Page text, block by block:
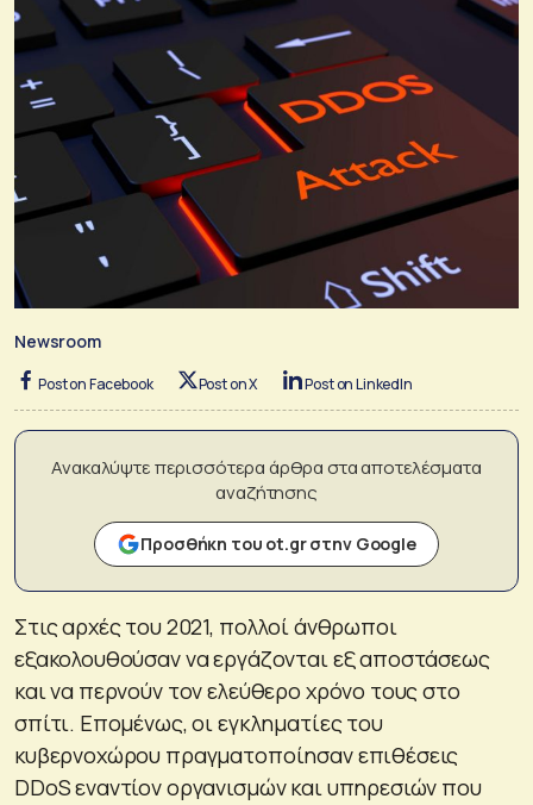
Newsroom
Post on Facebook Post on X Post on LinkedIn
Ανακαλύψτε περισσότερα άρθρα στα αποτελέσματα
αναζήτησης
Προσθήκη του ot.gr στην Google
Στις αρχές του 2021, πολλοί άνθρωποι
εξακολουθούσαν να εργάζονται εξ αποστάσεως
και να περνούν τον ελεύθερο χρόνο τους στο
σπίτι. Επομένως, οι εγκληματίες του
κυβερνοχώρου πραγματοποίησαν επιθέσεις
DDoS εναντίον οργανισμών και υπηρεσιών που